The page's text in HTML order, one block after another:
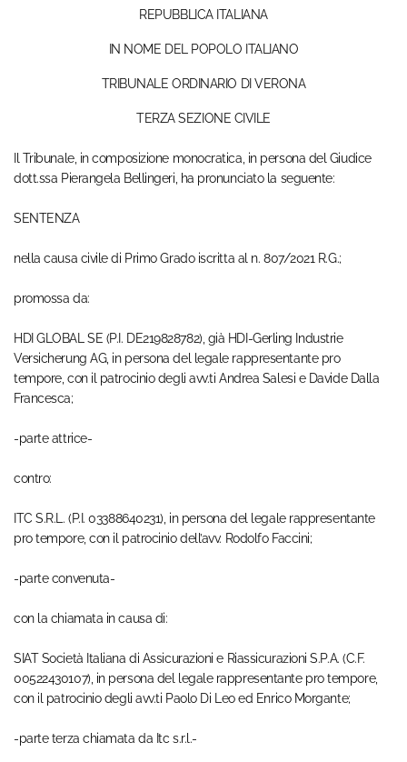
REPUBBLICA ITALIANA
IN NOME DEL POPOLO ITALIANO
TRIBUNALE ORDINARIO DI VERONA
TERZA SEZIONE CIVILE
Il Tribunale, in composizione monocratica, in persona del Giudice
dott.ssa Pierangela Bellingeri, ha pronunciato la seguente:
SENTENZA
nella causa civile di Primo Grado iscritta al n. 807/2021 R.G.;
promossa da:
HDI GLOBAL SE (P.I. DE219828782), già HDI-Gerling Industrie
Versicherung AG, in persona del legale rappresentante pro
tempore, con il patrocinio degli avv.ti Andrea Salesi e Davide Dalla
Francesca;
-parte attrice-
contro:
ITC S.R.L. (P.I. 03388640231), in persona del legale rappresentante
pro tempore, con il patrocinio dell’avv. Rodolfo Faccini;
-parte convenuta-
con la chiamata in causa di:
SIAT Società Italiana di Assicurazioni e Riassicurazioni S.P.A. (C.F.
00522430107), in persona del legale rappresentante pro tempore,
con il patrocinio degli avv.ti Paolo Di Leo ed Enrico Morgante;
-parte terza chiamata da Itc s.r.l.-